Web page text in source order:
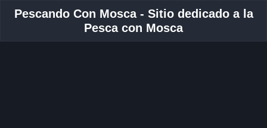
Pescando Con Mosca - Sitio dedicado a la
Pesca con Mosca